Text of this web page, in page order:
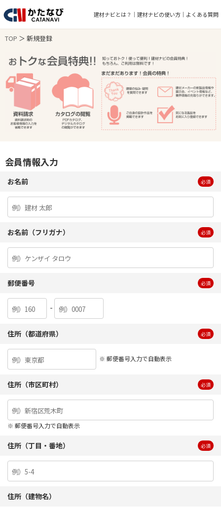
建材ナビとは？ 建材ナビの使い方 よくある質問
TOP ＞ 新規登録
会員情報入力
お名前 必須
お名前（フリガナ） 必須
郵便番号 必須
-
住所（都道府県） 必須
※ 郵便番号入力で自動表示
住所（市区町村） 必須
※ 郵便番号入力で自動表示
住所（丁目・番地） 必須
住所（建物名）